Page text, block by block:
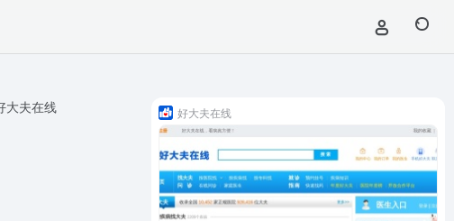
大夫在线 好大夫在线